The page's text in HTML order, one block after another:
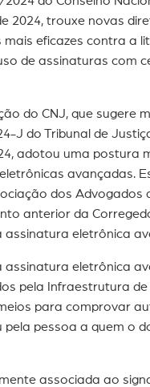
2024, trouxe novas
eficazes contra a
de assinaturas com
do CNJ, que sugere
J do Tribunal de
adotou uma postura
avançadas.
dos Advogados
anterior da
assinatura eletrônica
assinatura eletrônica
pela Infraestrutura de
para comprovar
pessoa a quem o
associada ao